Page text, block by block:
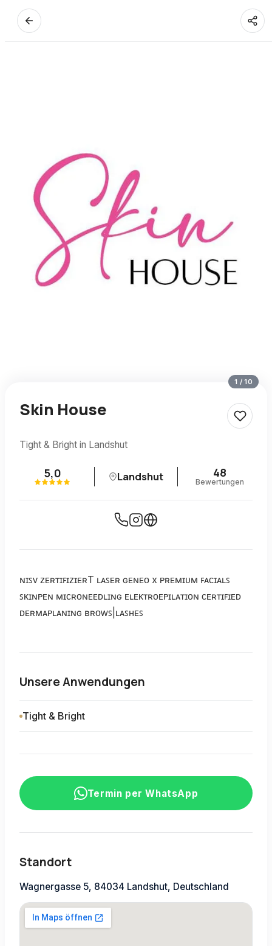
1 /10
Skin House
Tight & Bright in Landshut
5,0 Landshut 48
Bewertungen
ɴɪꜱᴠ ᴢᴇʀᴛɪꜰɪᴢɪᴇʀT ʟᴀꜱᴇʀ ɢᴇɴᴇᴏ x ᴘʀᴇᴍɪᴜᴍ ꜰᴀᴄɪᴀʟꜱ
ꜱᴋɪɴᴘᴇɴ ᴍɪᴄʀᴏɴᴇᴇᴅʟɪɴɢ ᴇʟᴇᴋᴛʀᴏᴇᴘɪʟᴀᴛɪᴏɴ ᴄᴇʀᴛɪꜰɪᴇᴅ
ᴅᴇʀᴍᴀᴘʟᴀɴɪɴɢ ʙʀᴏᴡꜱ|ʟᴀꜱʜᴇꜱ
Unsere Anwendungen
Tight & Bright
Termin per WhatsApp
Standort
Wagnergasse 5, 84034 Landshut, Deutschland